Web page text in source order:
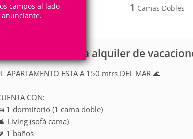
campos al lado
1Cuartos
0
1 Camas Dobles
Apartamento para alquiler de
APARTAMENTO ESTA A 150 mtrs DEL MAR 🌊
CON:
1 dormitorio (1 cama doble)
Living (sofá cama)
1 baños